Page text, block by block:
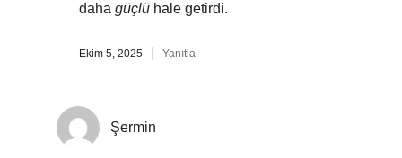
daha güçlü hale getirdi.
Ekim 5, 2025 Yanıtla
Şermin